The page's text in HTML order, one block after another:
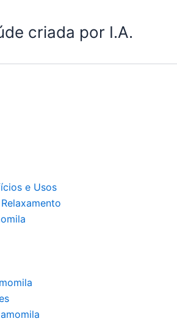
criada por I.A.
e Usos